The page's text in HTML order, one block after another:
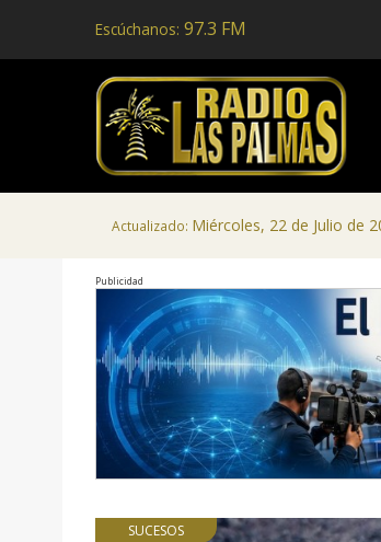
Escúchanos: 97.3 FM
Actualizado: Miércoles, 22 de Julio de
Publicidad
SUCESOS